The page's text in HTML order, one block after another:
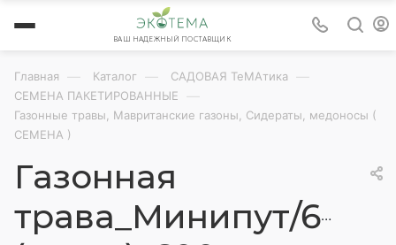
ВАШ НАДЕЖНЫЙ ПОСТАВЩИК
Главная — Каталог — САДОВАЯ ТеМАтика —
СЕМЕНА ПАКЕТИРОВАННЫЕ —
Газонные травы, Мавританские газоны, Сидераты, медоносы (
СЕМЕНА )
Газонная
трава_Минипут/600г